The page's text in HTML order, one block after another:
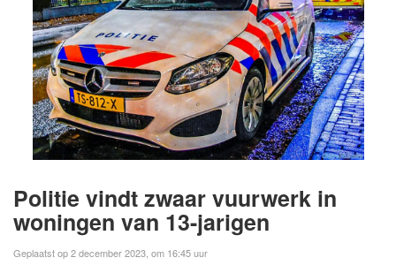
Politie vindt zwaar vuurwerk in
woningen van 13-jarigen
Geplaatst op 2 december 2023, om 16:45 uur